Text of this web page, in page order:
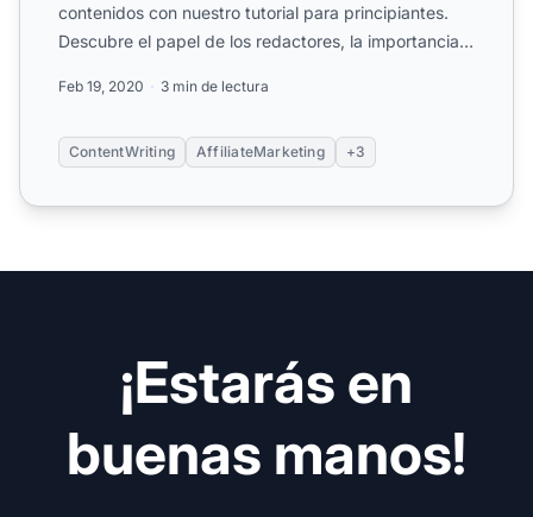
contenidos con nuestro tutorial para principiantes.
Descubre el papel de los redactores, la importancia
Feb 19, 2020 3 min de lectura
ContentWriting AffiliateMarketing +3
¡Estarás en
buenas manos!